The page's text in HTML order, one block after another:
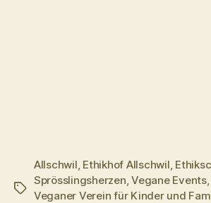
Schlagwörter
Allschwil, Ethikhof Allschwil,
Sprösslingsherzen,Vegane Events
Veganer Verein für Kinder und